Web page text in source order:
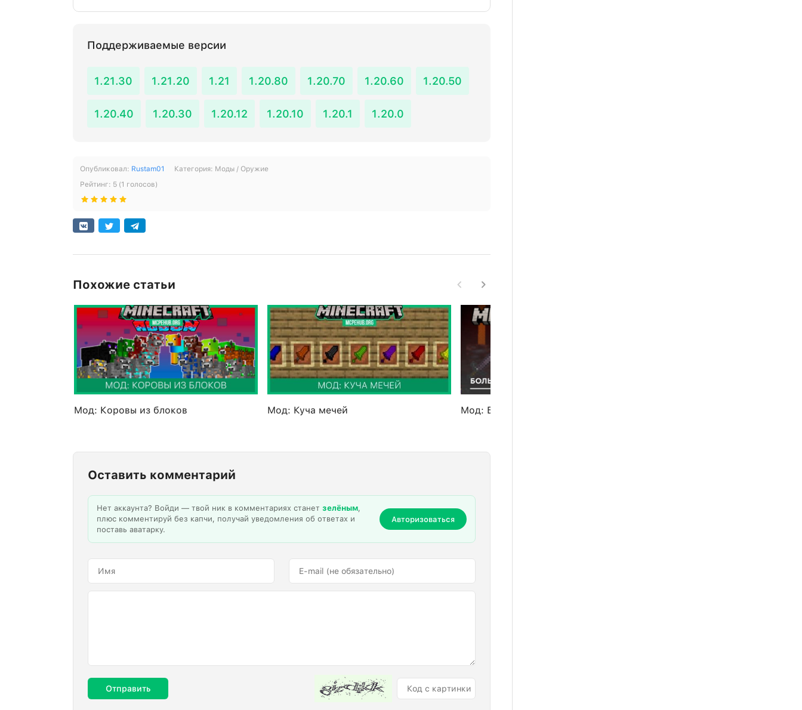
Поддерживаемые версии
1.21.30 1.21.20 1.21 1.20.80 1.20.70 1.20.60 1.20.50
1.20.40 1.20.30 1.20.12 1.20.10 1.20.1 1.20.0
Опубликовал: Rustam01 Категория: Моды / Оружие
Рейтинг: 5 (1 голосов)
Похожие статьи
Мод: Коровы из блоков Мод: Куча мечей Мод: Больше вещей из руды
Оставить комментарий
Нет аккаунта? Войди — твой ник в комментариях станет зелёным,
плюс комментируй без капчи, получай уведомления об ответах и
поставь аватарку.
Авторизоваться
Отправить